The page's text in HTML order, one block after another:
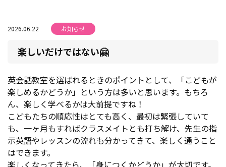
2026.06.22 お知らせ
楽しいだけではない🤗
英会話教室を選ばれるときのポイントとして、「こどもが
楽しめるかどうか」という方は多いと思います。もちろ
ん、楽しく学べるかは大前提ですね！
こどもたちの順応性はとても高く、最初は緊張していて
も、一ヶ月もすればクラスメイトとも打ち解け、先生の指
示英語やレッスンの流れも分かってきて、楽しく通うこと
はできます。